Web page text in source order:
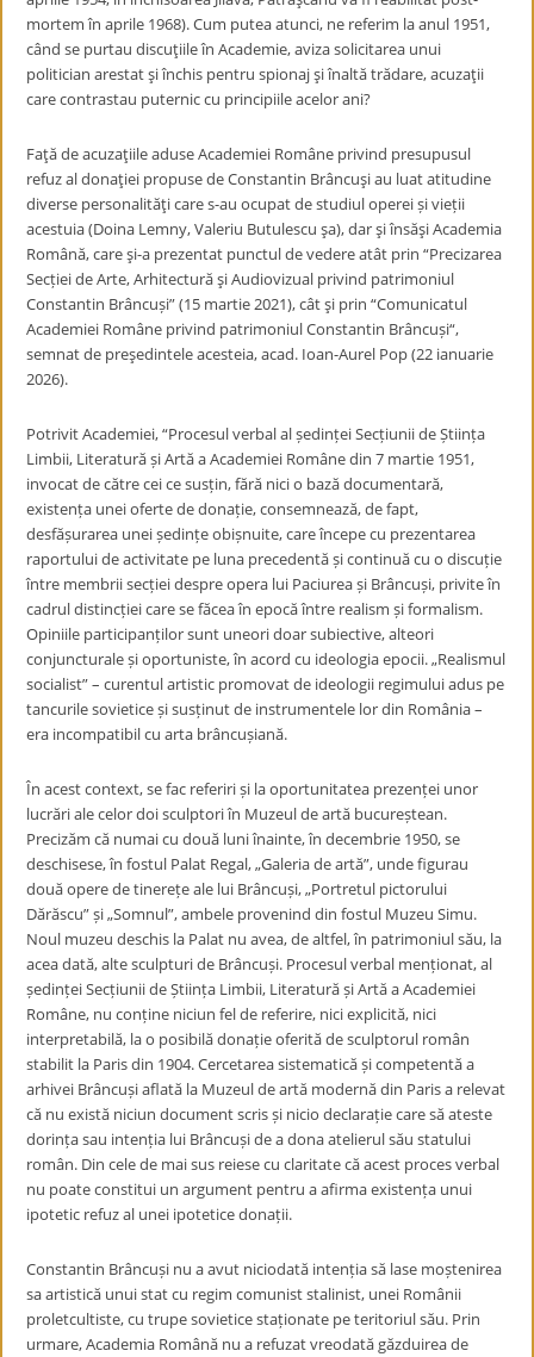
mortem în aprile 1968). Cum putea atunci, ne referim la anul 1951,
când se purtau discuţiile în Academie, aviza solicitarea unui
politician arestat şi închis pentru spionaj şi înaltă trădare, acuzaţii
care contrastau puternic cu principiile acelor ani?
Faţă de acuzaţiile aduse Academiei Române privind presupusul
refuz al donaţiei propuse de Constantin Brâncuşi au luat atitudine
diverse personalităţi care s-au ocupat de studiul operei și vieții
acestuia (Doina Lemny, Valeriu Butulescu şa), dar şi însăşi Academia
Română, care şi-a prezentat punctul de vedere atât prin “Precizarea
Secției de Arte, Arhitectură şi Audiovizual privind patrimoniul
Constantin Brâncuși”(15 martie 2021), cât şi prin “Comunicatul
Academiei Române privind patrimoniul Constantin Brâncuși“,
semnat de preşedintele acesteia, acad. Ioan-Aurel Pop (22 ianuarie
2026).
Potrivit Academiei, “Procesul verbal al ședinței Secțiunii de Știința
Limbii, Literatură și Artă a Academiei Române din 7 martie 1951,
invocat de către cei ce susțin, fără nici o bază documentară,
existența unei oferte de donație, consemnează, de fapt,
desfășurarea unei ședințe obișnuite, care începe cu prezentarea
raportului de activitate pe luna precedentă și continuă cu o discuție
între membrii secției despre opera lui Paciurea și Brâncuși, privite în
cadrul distincției care se făcea în epocă între realism și formalism.
Opiniile participanților sunt uneori doar subiective, alteori
conjuncturale și oportuniste, în acord cu ideologia epocii. „Realismul
socialist” – curentul artistic promovat de ideologii regimului adus pe
tancurile sovietice și susținut de instrumentele lor din România –
era incompatibil cu arta brâncușiană.
În acest context, se fac referiri și la oportunitatea prezenței unor
lucrări ale celor doi sculptori în Muzeul de artă bucureștean.
Precizăm că numai cu două luni înainte, în decembrie 1950, se
deschisese, în fostul Palat Regal, „Galeria de artă”, unde figurau
două opere de tinerețe ale lui Brâncuși, „Portretul pictorului
Dărăscu” și „Somnul”, ambele provenind din fostul Muzeu Simu.
Noul muzeu deschis la Palat nu avea, de altfel, în patrimoniul său, la
acea dată, alte sculpturi de Brâncuși. Procesul verbal menționat, al
ședinței Secțiunii de Știința Limbii, Literatură și Artă a Academiei
Române, nu conține niciun fel de referire, nici explicită, nici
interpretabilă, la o posibilă donație oferită de sculptorul român
stabilit la Paris din 1904. Cercetarea sistematică și competentă a
arhivei Brâncuși aflată la Muzeul de artă modernă din Paris a relevat
că nu există niciun document scris și nicio declarație care să ateste
dorința sau intenția lui Brâncuși de a dona atelierul său statului
român. Din cele de mai sus reiese cu claritate că acest proces verbal
nu poate constitui un argument pentru a afirma existența unui
ipotetic refuz al unei ipotetice donații.
Constantin Brâncuși nu a avut niciodată intenția să lase moștenirea
sa artistică unui stat cu regim comunist stalinist, unei Românii
proletcultiste, cu trupe sovietice staționate pe teritoriul său. Prin
urmare, Academia Română nu a refuzat vreodată găzduirea de